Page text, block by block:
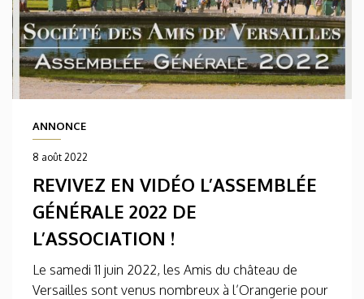
ANNONCE
8 août 2022
REVIVEZ EN VIDÉO L’ASSEMBLÉE
GÉNÉRALE 2022 DE
L’ASSOCIATION !
Le samedi 11 juin 2022, les Amis du château de
Versailles sont venus nombreux à l’Orangerie pour